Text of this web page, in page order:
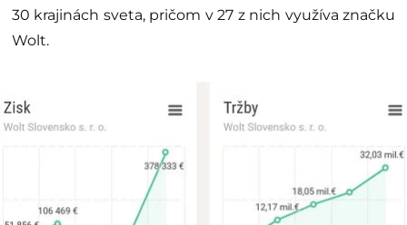
30 krajinách sveta, pričom v 27 z nich využíva značku
Wolt.